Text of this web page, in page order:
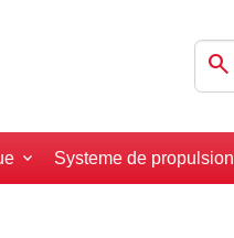
search
Systeme de propulsion